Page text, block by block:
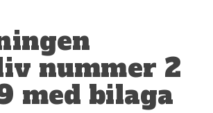
nummer 2
med bilaga